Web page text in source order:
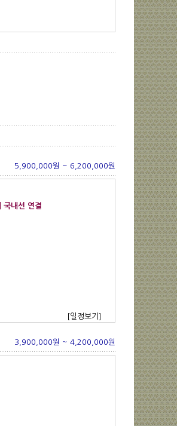
5,900,000원 ~ 6,200,000원
국내선 연결
[일정보기]
3,900,000원 ~ 4,200,000원